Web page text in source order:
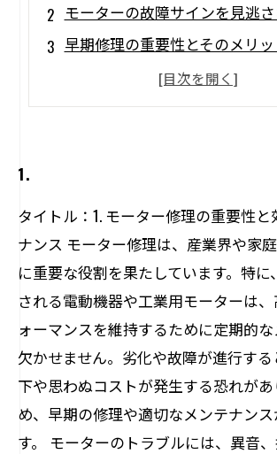
モーターの故障サインを見逃
早期修理の重要性とそのメリッ
一般的なモーターのトラブルと
定期メンテナンスで安心を手
1.
タイトル：1. モーター修理の重要性
ナンス モーター修理は、産業界や家
に重要な役割を果たしています。特に
される電動機器や工業用モーターは
ォーマンスを維持するために定期的
欠かせません。劣化や故障が進行す
下や思わぬコストが発生する恐れが
め、早期の修理や適切なメンテナン
す。 モーターのトラブルには、異音